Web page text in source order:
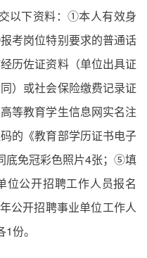
以下资料：①本人有效身
考岗位特别要求的普通话
历佐证资料（单位出具证
）或社会保险缴费记录证
等教育学生信息网实名注
的《教育部学历证书电子
底免冠彩色照片4张；⑤填
位公开招聘工作人员报名
公开招聘事业单位工作人
份。